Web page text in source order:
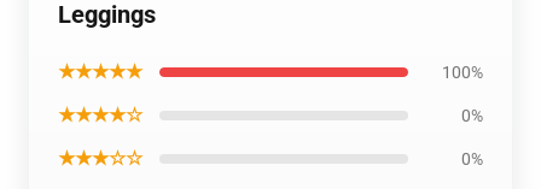
Leggings
★★★★★ 100%
★★★★☆ 0%
★★★☆☆ 0%